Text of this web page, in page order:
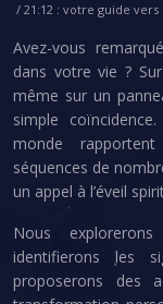
/ 21:12 : votre guide
Avez-vous
dans votre vie ?
même sur un
simple
monde
séquences de
un appel à l’éveil
Nous
identifierons les
proposerons des